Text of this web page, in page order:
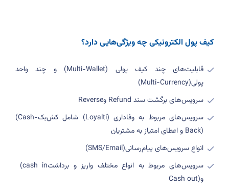
کیف پول الکترونیکی چه ویژگی‌هایی دارد؟
قابلیت‌های چند کیف پولی (Multi-Wallet)و چند واحد
پولی(Multi-Currency)
سرویس‌های برگشت سند Refund وReverse
سرویس‌های مربوط به وفاداری(Loyalti) شامل کش‌بک(Cash-
Back) و اعطای امتیاز به مشتریان
انواع سرویس‌های پیام‌رسانی(SMS/Email)
سرویس‌های مربوط به انواع مختلف واریز و برداشت(cash in
وCash out)